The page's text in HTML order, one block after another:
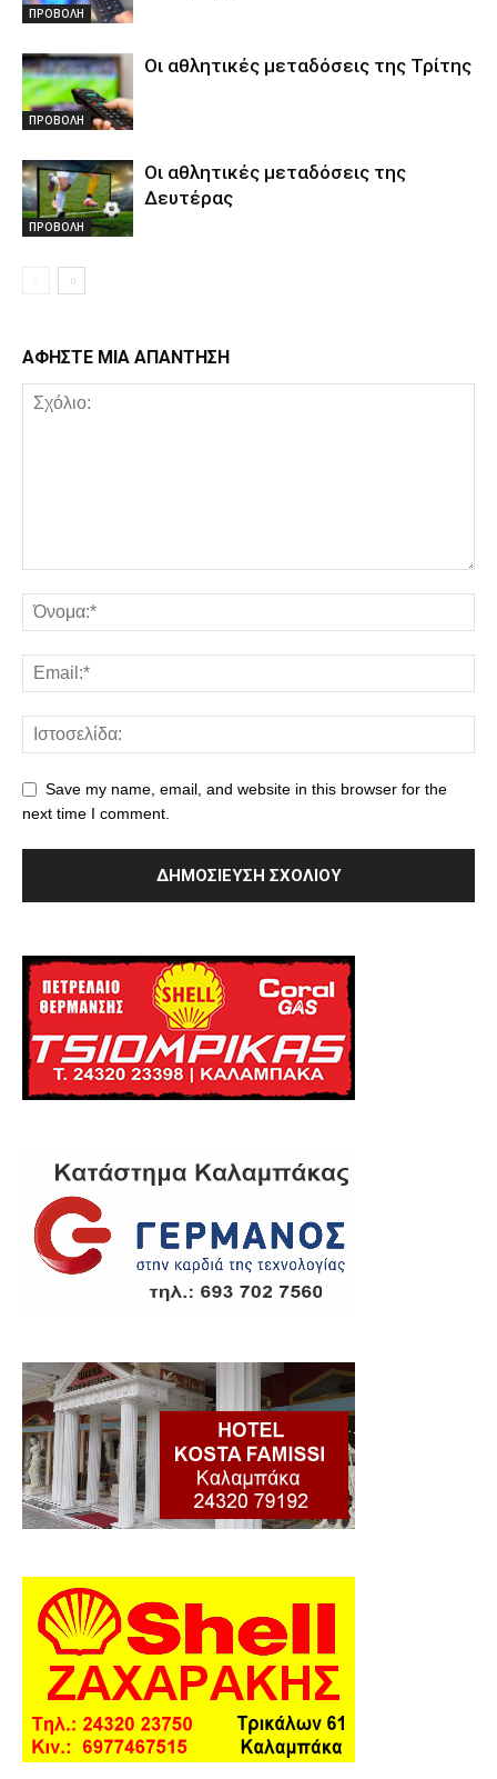
ΠΡΟΒΟΛΗ
ΠΡΟΒΟΛΗ
Οι αθλητικές μεταδόσεις της Τρίτης
ΠΡΟΒΟΛΗ
Οι αθλητικές μεταδόσεις της
Δευτέρας
ΑΦΗΣΤΕ ΜΙΑ ΑΠΑΝΤΗΣΗ
Save my name, email, and website in this browser for the
next time I comment.